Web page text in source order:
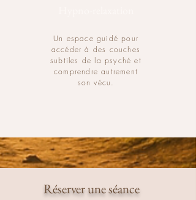
Un espace guidé pour
accéder à des couches
subtiles de la psyché et
comprendre autrement
son vécu.
Réserver une séance